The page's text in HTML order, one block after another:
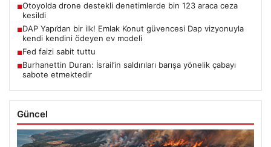
■Otoyolda drone destekli denetimlerde bin 123 araca ceza
kesildi
■DAP Yapı’dan bir ilk! Emlak Konut güvencesi Dap vizyonuyla
kendi kendini ödeyen ev modeli
■Fed faizi sabit tuttu
■Burhanettin Duran: İsrail’in saldırıları barışa yönelik çabayı
sabote etmektedir
Güncel